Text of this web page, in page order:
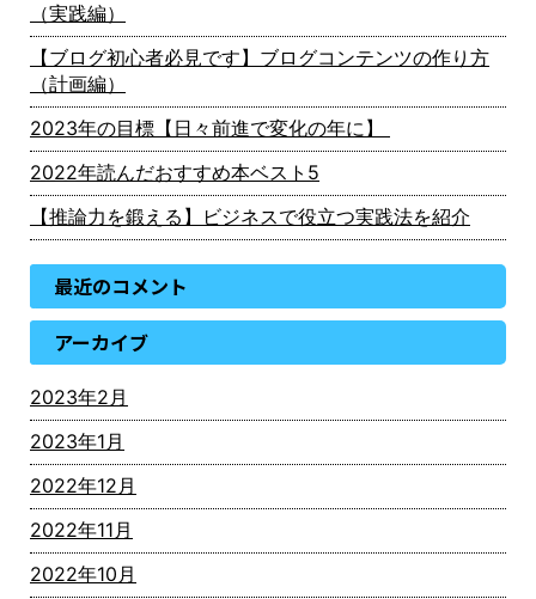
（実践編）
【ブログ初心者必見です】ブログコンテンツの作り方
（計画編）
2023年の目標【日々前進で変化の年に】
2022年読んだおすすめ本ベスト5
【推論力を鍛える】ビジネスで役立つ実践法を紹介
最近のコメント
アーカイブ
2023年2月
2023年1月
2022年12月
2022年11月
2022年10月